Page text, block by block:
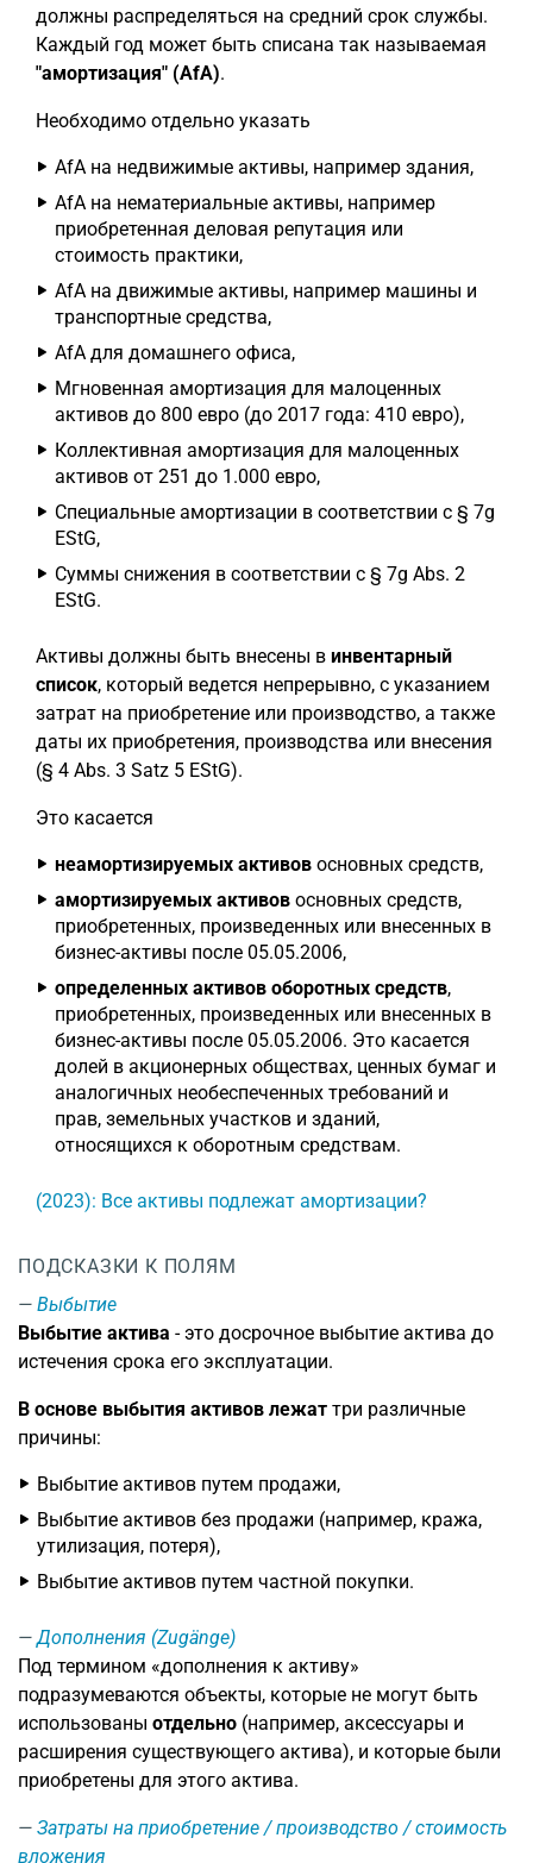
должны распределяться на средний срок службы.
Каждый год может быть списана так называемая
"амортизация" (AfA).
Необходимо отдельно указать
AfA на недвижимые активы, например здания,
AfA на нематериальные активы, например
приобретенная деловая репутация или
стоимость практики,
AfA на движимые активы, например машины и
транспортные средства,
AfA для домашнего офиса,
Мгновенная амортизация для малоценных
активов до 800 евро (до 2017 года: 410 евро),
Коллективная амортизация для малоценных
активов от 251 до 1.000 евро,
Специальные амортизации в соответствии с § 7g
EStG,
Суммы снижения в соответствии с § 7g Abs. 2
EStG.
Активы должны быть внесены в инвентарный
список, который ведется непрерывно, с указанием
затрат на приобретение или производство, а также
даты их приобретения, производства или внесения
(§ 4 Abs. 3 Satz 5 EStG).
Это касается
неамортизируемых активов основных средств,
амортизируемых активов основных средств,
приобретенных, произведенных или внесенных в
бизнес-активы после 05.05.2006,
определенных активов оборотных средств,
приобретенных, произведенных или внесенных в
бизнес-активы после 05.05.2006. Это касается
долей в акционерных обществах, ценных бумаг и
аналогичных необеспеченных требований и
прав, земельных участков и зданий,
относящихся к оборотным средствам.
(2023): Все активы подлежат амортизации?
ПОДСКАЗКИ К ПОЛЯМ
Выбытие
Выбытие актива - это досрочное выбытие актива до
истечения срока его эксплуатации.
В основе выбытия активов лежат три различные
причины:
Выбытие активов путем продажи,
Выбытие активов без продажи (например, кража,
утилизация, потеря),
Выбытие активов путем частной покупки.
Дополнения (Zugänge)
Под термином «дополнения к активу»
подразумеваются объекты, которые не могут быть
использованы отдельно (например, аксессуары и
расширения существующего актива), и которые были
приобретены для этого актива.
Затраты на приобретение / производство / стоимость
вложения